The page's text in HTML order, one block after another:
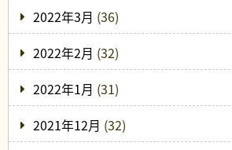
2022年3月 (36)
2022年2月 (32)
2022年1月 (31)
2021年12月 (32)